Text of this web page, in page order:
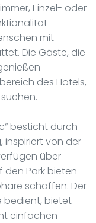
Einzel- oder
mit
Die Gäste, die
des Hotels,
besticht durch
inspiriert von der
über
den Park bieten
schaffen. Der
bedient, bietet
einfachen